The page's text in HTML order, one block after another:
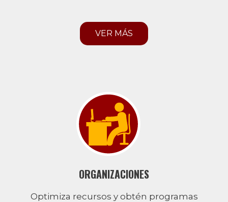
VER MÁS
ORGANIZACIONES
Optimiza recursos y obtén programas